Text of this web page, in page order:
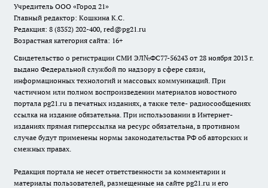
Учредитель ООО «Город 21»
Главный редактор: Кошкина К.С.
Редакция: 8 (8352) 202-400, red@pg21.ru
Возрастная категория сайта: 16+
Свидетельство о регистрации СМИ ЭЛ№ФС77-56243 от 28 ноября 2013 г.
выдано Федеральной службой по надзору в сфере связи,
информационных технологий и массовых коммуникаций. При
частичном или полном воспроизведении материалов новостного
портала pg21.ru в печатных изданиях, а также теле- радиосообщениях
ссылка на издание обязательна. При использовании в Интернет-
изданиях прямая гиперссылка на ресурс обязательна, в противном
случае будут применены нормы законодательства РФ об авторских и
смежных правах.
Редакция портала не несет ответственности за комментарии и
материалы пользователей, размещенные на сайте pg21.ru и его